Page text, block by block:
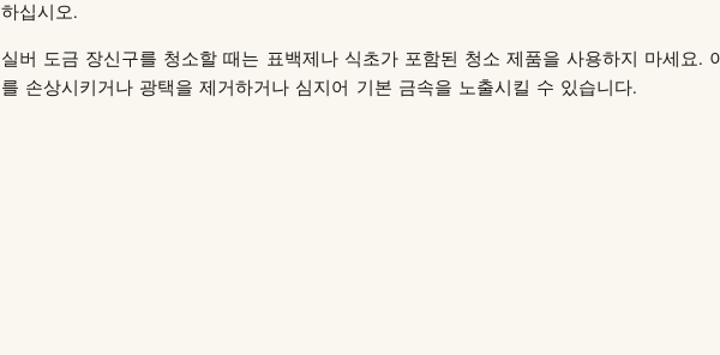
하십시오.
실버 도금 장신구를 청소할 때는 표백제나 식초가 포함된 청소 제품을 사용하지 마세요.
를 손상시키거나 광택을 제거하거나 심지어 기본 금속을 노출시킬 수 있습니다.